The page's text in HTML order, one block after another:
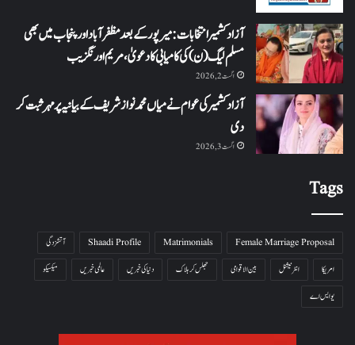
آزاد کشمیر انتخابات: میرپور کے بعد مظفرآباد اور پنجاب میں بھی
مسلم لیگ (ن) کی کامیابی کا دعویٰ، مریم اورنگزیب
اگست 2, 2026
آزاد کشمیر کی عوام نے میاں محمد نواز شریف کے بیانیہ پر مہر ثبت کر
دی
اگست 3, 2026
Tags
Female Marriage Proposal
Matrimonials
Shaadi Profile
آتشزدگی
امریکا
انٹرنیشنل بین الاقوامی جھلس کر ہلاک دنیا کی خبریں عالمی خبریں
میکسیکو
یو ایس اے